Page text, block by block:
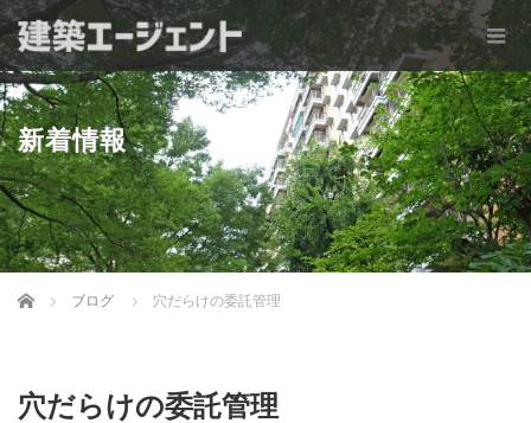
新着情報
Home ブログ 穴だらけの委託管理
穴だらけの委託管理